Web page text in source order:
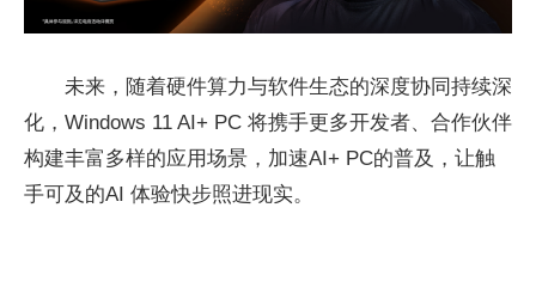
未来，随着硬件算力与软件生态的深度协同持续深
化，Windows 11 AI+ PC 将携手更多开发者、合作伙伴
构建丰富多样的应用场景，加速AI+ PC的普及，让触
手可及的AI 体验快步照进现实。